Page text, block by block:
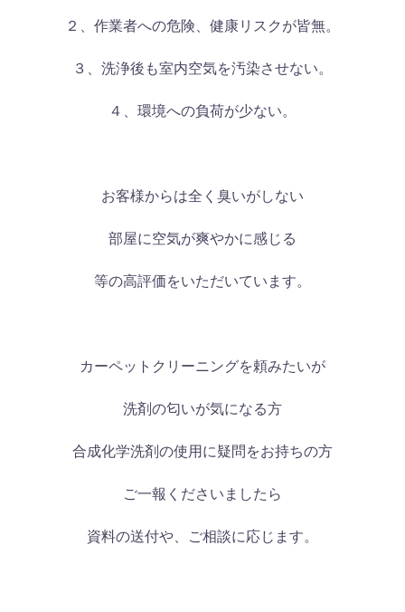
２、作業者への危険、健康リスクが皆無。
３、洗浄後も室内空気を汚染させない。
４、環境への負荷が少ない。
お客様からは全く臭いがしない
部屋に空気が爽やかに感じる
等の高評価をいただいています。
カーペットクリーニングを頼みたいが
洗剤の匂いが気になる方
合成化学洗剤の使用に疑問をお持ちの方
ご一報くださいましたら
資料の送付や、ご相談に応じます。